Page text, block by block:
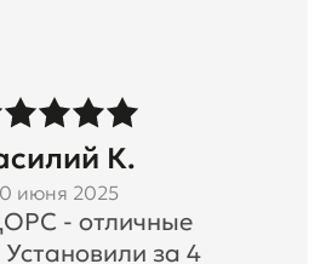
К.
июня 2025
- отличные
за 4